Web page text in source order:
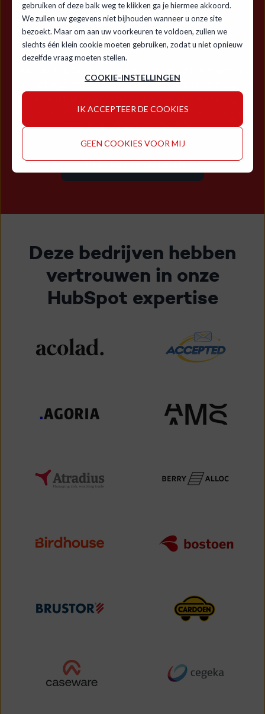
gebruiken of deze balk weg te klikken ga je hiermee akkoord.
We zullen uw gegevens niet bijhouden wanneer u onze site
bezoekt. Maar om aan uw voorkeuren te voldoen, zullen we
slechts één klein cookie moeten gebruiken, zodat u niet opnieuw
dezelfde vraag moeten stellen.
COOKIE-INSTELLINGEN
IK ACCEPTEER DE COOKIES
GEEN COOKIES VOOR MIJ
Your HubSpot. Done
Right.
uit het platform te halen. Van expert implementatie
rendeert. Of je nu start met HubSpot of wilt groeien:
ons team staat voor je klaar.
Deze bedrijven hebben
vertrouwen in onze
HubSpot expertise